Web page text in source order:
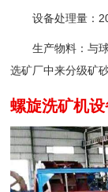
设备处理量：
生产物料：与
选矿厂中来分级矿
螺旋洗矿机